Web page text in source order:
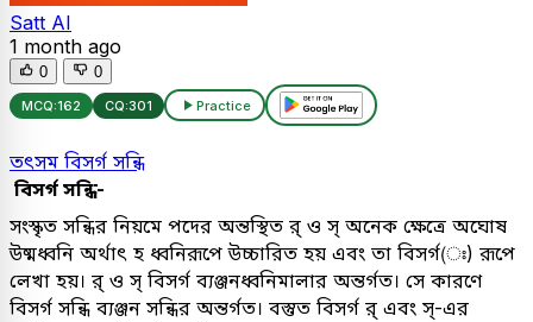
Satt AI
1 month ago
0 0
MCQ:162 CQ:301 Practice
তৎসম বিসর্গ সন্ধি
বিসর্গ সন্ধি-
সংস্কৃত সন্ধির নিয়মে পদের অন্তস্থিত র্ ও স্ অনেক ক্ষেত্রে অঘোষ
উষ্মধ্বনি অর্থাৎ হ ধ্বনিরূপে উচ্চারিত হয় এবং তা বিসর্গ(ঃ) রূপে
লেখা হয়। র্ ও স্ বিসর্গ ব্যঞ্জনধ্বনিমালার অন্তর্গত। সে কারণে
বিসর্গ সন্ধি ব্যঞ্জন সন্ধির অন্তর্গত। বস্তুত বিসর্গ র্ এবং স্-এর